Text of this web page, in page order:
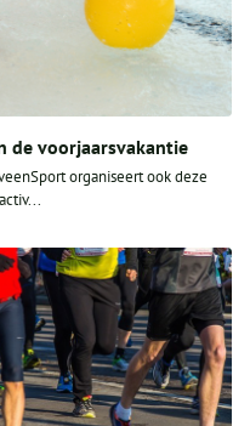
de voorjaarsvakantie
organiseert ook deze